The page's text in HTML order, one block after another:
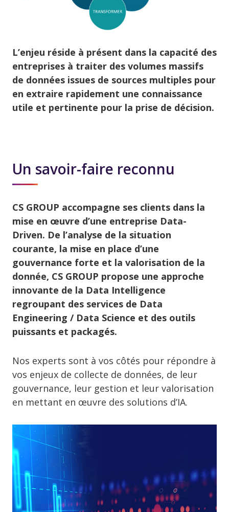
L’enjeu réside à présent dans la capacité des
entreprises à traiter des volumes massifs
de données issues de sources multiples pour
en extraire rapidement une connaissance
utile et pertinente pour la prise de décision.
Un savoir-faire reconnu
CS GROUP accompagne ses clients dans la
mise en œuvre d’une entreprise Data-
Driven. De l’analyse de la situation
courante, la mise en place d’une
gouvernance forte et la valorisation de la
donnée, CS GROUP propose une approche
innovante de la Data Intelligence
regroupant des services de Data
Engineering / Data Science et des outils
puissants et packagés.
Nos experts sont à vos côtés pour répondre à
vos enjeux de collecte de données, de leur
gouvernance, leur gestion et leur valorisation
en mettant en œuvre des solutions d’IA.